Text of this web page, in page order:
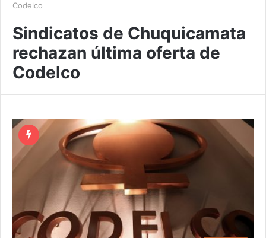
Codelco
Sindicatos de Chuquicamata
rechazan última oferta de
Codelco